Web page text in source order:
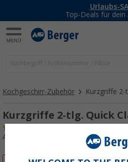
Urlaubs-
Top-Deals für dein
Kochgeschirr-Zubehör Kurzgriffe 2-
Kurzgriffe 2-tlg. Quick
Art.-Nr.: 447690